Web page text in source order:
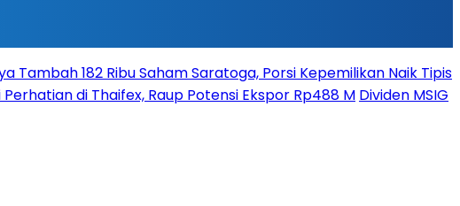
Tambah 182 Ribu Saham Saratoga, Porsi Kepemilikan Naik Tipis
di Thaifex, Raup Potensi Ekspor Rp488 M Dividen MSIG